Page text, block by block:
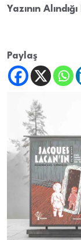
Yazının
Paylaş